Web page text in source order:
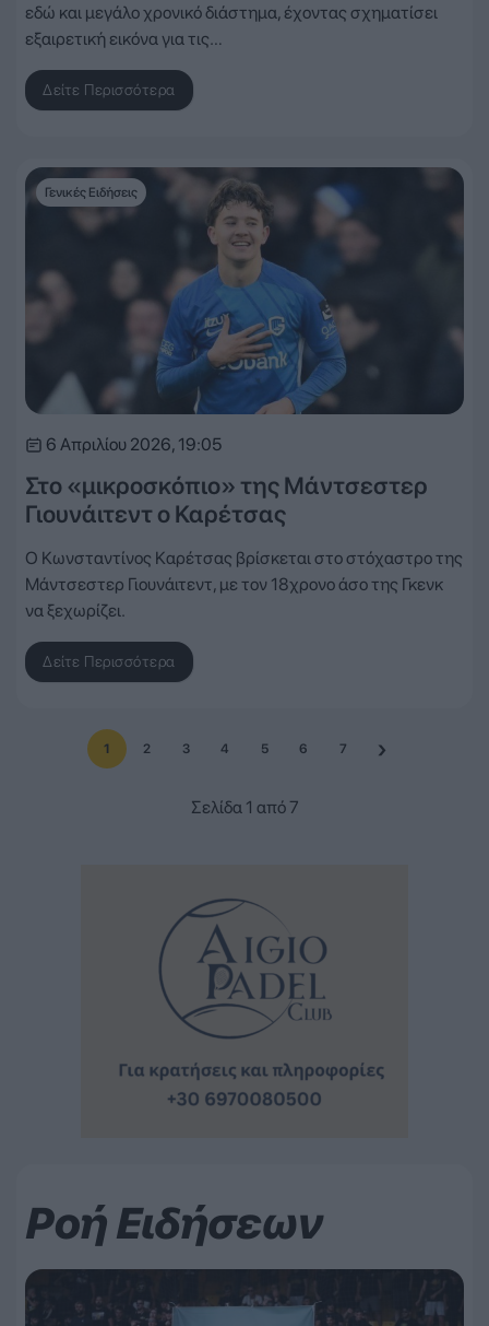
εδώ και μεγάλο χρονικό διάστημα, έχοντας σχηματίσει
εξαιρετική εικόνα για τις…
Δείτε Περισσότερα
Γενικές Ειδήσεις
6 Απριλίου 2026, 19:05
Στο «μικροσκόπιο» της Μάντσεστερ
Γιουνάιτεντ ο Καρέτσας
Ο Κωνσταντίνος Καρέτσας βρίσκεται στο στόχαστρο της
Μάντσεστερ Γιουνάιτεντ, με τον 18χρονο άσο της Γκενκ
να ξεχωρίζει.
Δείτε Περισσότερα
1 2 3 4 5 6 7
Σελίδα 1 από 7
Ροή Ειδήσεων